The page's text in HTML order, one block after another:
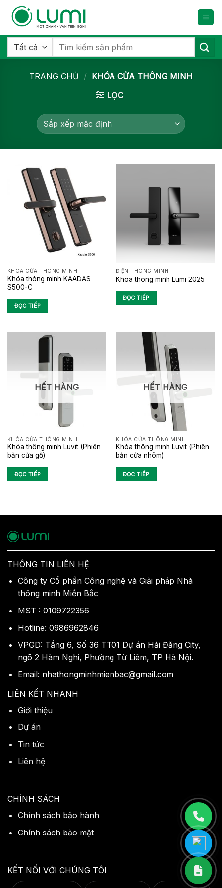
qua
dung
Tìm
TRANG CHỦ / KHÓA CỬA THÔNG MINH
LỌC
KHÓA CỬA THÔNG MINH
Khóa thông minh KAADAS
S500-C
ĐỌC TIẾP
ĐIỆN THÔNG MINH
Khóa thông minh Lumi 2025
ĐỌC TIẾP
HẾT HÀNG
KHÓA CỬA THÔNG MINH
Khóa thông minh Luvit (Phiên
bản cửa gỗ)
ĐỌC TIẾP
HẾT HÀNG
KHÓA CỬA THÔNG MINH
Khóa thông minh Luvit (Phiên
bản cửa nhôm)
ĐỌC TIẾP
THÔNG TIN LIÊN HỆ
Công ty Cổ phần Công nghệ và Giải pháp Nhà
thông minh Miền Bắc
MST : 0109722356
Hotline: 0986962846
VPGD: Tầng 6, Số 36 TT01 Dự án Hải Đăng City,
ngõ 2 Hàm Nghi, Phường Từ Liêm, TP Hà Nội.
Email: nhathongminhmienbac@gmail.com
LIÊN KẾT NHANH
Giới thiệu
Dự án
Tin tức
Liên hệ
CHÍNH SÁCH
Chính sách bảo hành
Chính sách bảo mật
KẾT NỐI VỚI CHÚNG TÔI